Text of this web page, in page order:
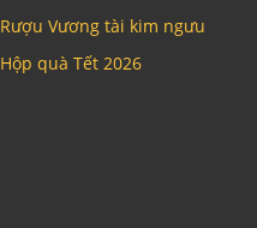
Rượu Vương tài kim ngưu
Hộp quà Tết 2026